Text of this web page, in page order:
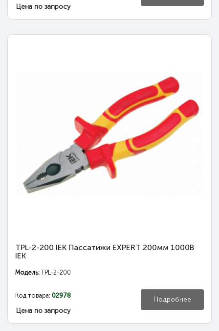
Цена по запросу
TPL-2-200 IEK Пассатижи EXPERT 200мм 1000В
IEK
Модель:TPL-2-200
Код товара: 02978
Цена по запросу
Подробнее